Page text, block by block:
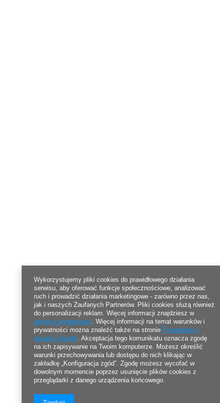
Wykorzystujemy pliki cookies do prawidłowego działania
serwisu, aby oferować funkcje społecznościowe, analizować
ruch i prowadzić działania marketingowe - zarówno przez nas,
jak i naszych Zaufanych Partnerów. Pliki cookies służą również
do personalizacji reklam. Więcej informacji znajdziesz w
polityce prywatności. Więcej informacji na temat warunków i
prywatności można znaleźć także na stronie Prywatność i
warunki Google. Akceptacja tego komunikatu oznacza zgodę
na ich zapisywanie na Twoim komputerze. Możesz określić
warunki przechowywania lub dostępu do nich klikając w
zakładkę „Konfiguracja zgód”. Zgodę możesz wycofać w
dowolnym momencie poprzez usunięcie plików cookies z
przeglądarki z danego urządzenia końcowego.